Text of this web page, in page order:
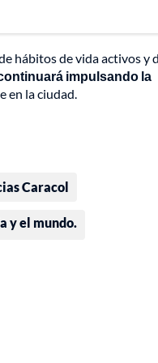
hábitos de vida activos y
impulsando la
en la ciudad.
Caracol
y el mundo.